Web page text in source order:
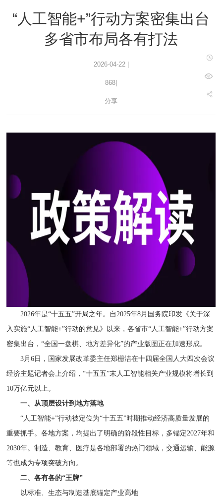
“人工智能+”行动方案密集出台
多省市布局各有打法
2026-04-22 |
868
分享
2026年是“十五五”开局之年。自2025年8月国务院印发《关于深
入实施“人工智能+”行动的意见》以来，各省市“人工智能+”行动方案
密集出台，“全国一盘棋、地方差异化”的产业版图正在加速形成。
3月6日，国家发展改革委主任郑栅洁在十四届全国人大四次会议
经济主题记者会上介绍，“十五五”末人工智能相关产业规模将增长到
10万亿元以上。
一、从顶层设计到地方落地
“人工智能+”行动被定位为“十五五”时期推动经济高质量发展的
重要抓手。各地方案，均提出了明确的阶段性目标，多锚定2027年和
2030年。制造、教育、医疗是各地部署的热门领域，交通运输、能源
等也成为专项突破方向。
二、各有各的“王牌”
以标准、生态与制造基底锚定产业高地